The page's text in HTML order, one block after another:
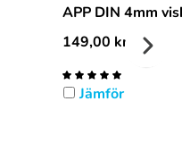
APP DIN 4mm
149,00 kr
Jämför